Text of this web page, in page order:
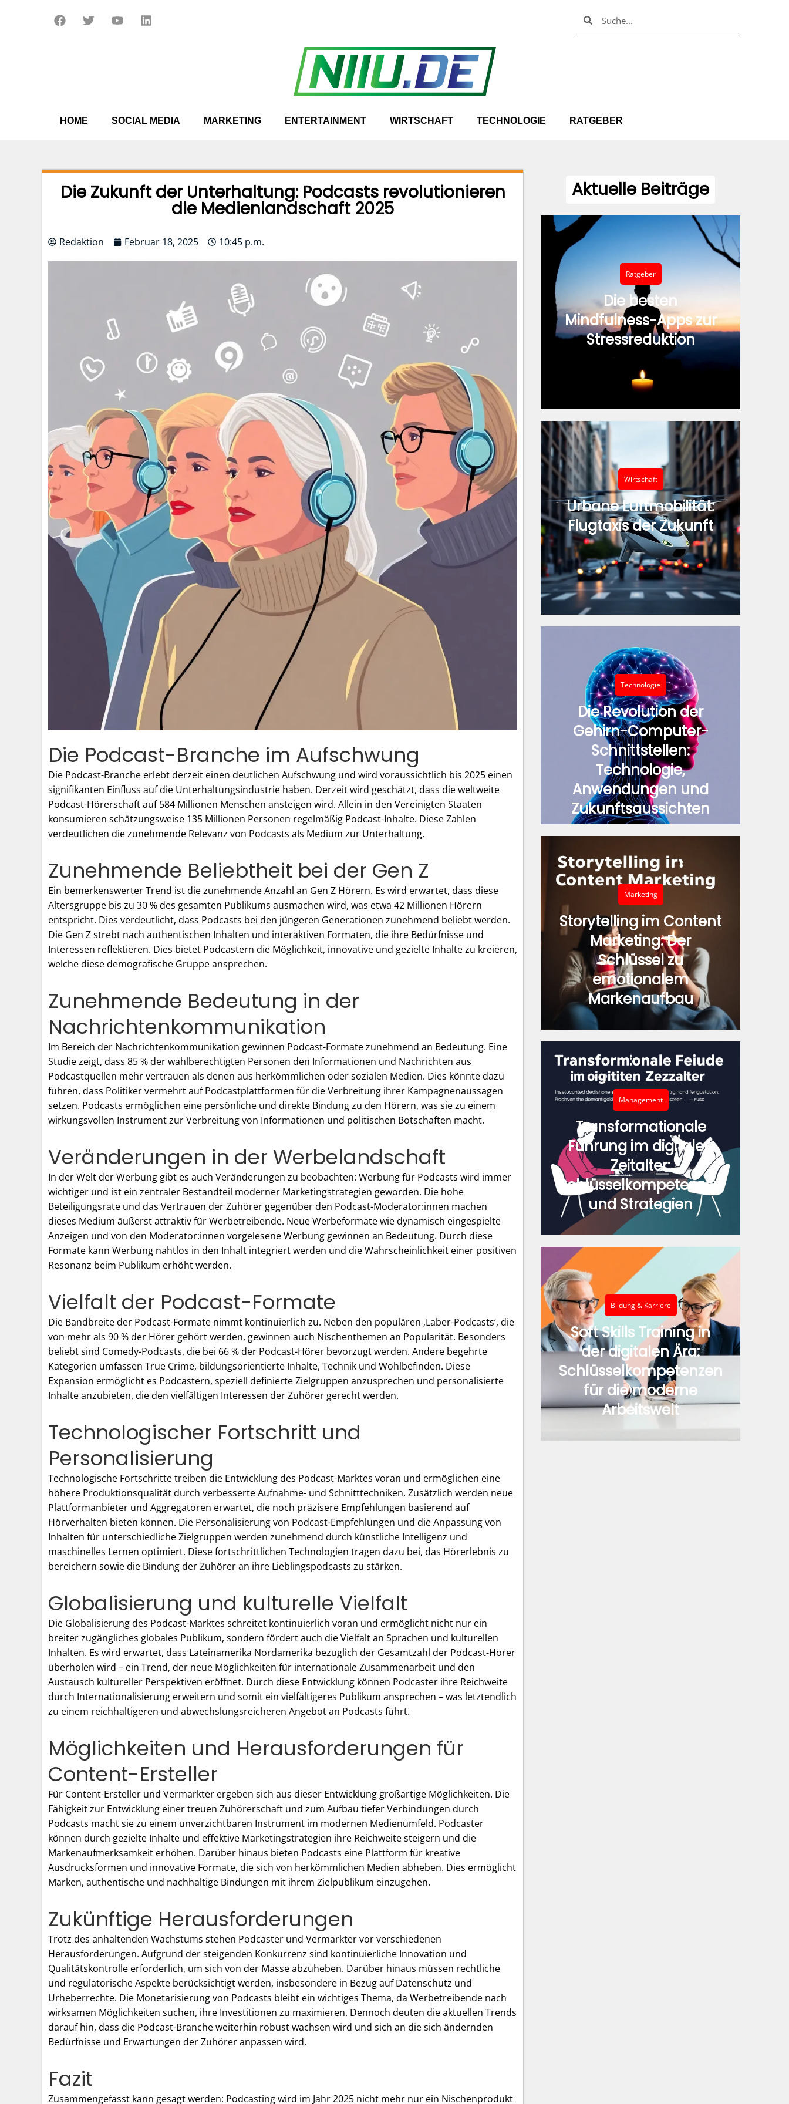
F
a
T
w
Y
o
L
i
HOME SOCIAL MEDIA MARKETING ENTERTAINMENT WIRTSCHAFT TECHNOLOGIE RATGEBER
Die Zukunft der Unterhaltung: Podcasts revolutionieren
die Medienlandschaft 2025
Redaktion Februar 18, 2025 10:45 p.m.
Die Podcast-Branche im Aufschwung
Die Podcast-Branche erlebt derzeit einen deutlichen Aufschwung und wird voraussichtlich bis 2025 einen
signifikanten Einfluss auf die Unterhaltungsindustrie haben. Derzeit wird geschätzt, dass die weltweite
Podcast-Hörerschaft auf 584 Millionen Menschen ansteigen wird. Allein in den Vereinigten Staaten
konsumieren schätzungsweise 135 Millionen Personen regelmäßig Podcast-Inhalte. Diese Zahlen
verdeutlichen die zunehmende Relevanz von Podcasts als Medium zur Unterhaltung.
Zunehmende Beliebtheit bei der Gen Z
Ein bemerkenswerter Trend ist die zunehmende Anzahl an Gen Z Hörern. Es wird erwartet, dass diese
Altersgruppe bis zu 30 % des gesamten Publikums ausmachen wird, was etwa 42 Millionen Hörern
entspricht. Dies verdeutlicht, dass Podcasts bei den jüngeren Generationen zunehmend beliebt werden.
Die Gen Z strebt nach authentischen Inhalten und interaktiven Formaten, die ihre Bedürfnisse und
Interessen reflektieren. Dies bietet Podcastern die Möglichkeit, innovative und gezielte Inhalte zu kreieren,
welche diese demografische Gruppe ansprechen.
Zunehmende Bedeutung in der
Nachrichtenkommunikation
Im Bereich der Nachrichtenkommunikation gewinnen Podcast-Formate zunehmend an Bedeutung. Eine
Studie zeigt, dass 85 % der wahlberechtigten Personen den Informationen und Nachrichten aus
Podcastquellen mehr vertrauen als denen aus herkömmlichen oder sozialen Medien. Dies könnte dazu
führen, dass Politiker vermehrt auf Podcastplattformen für die Verbreitung ihrer Kampagnenaussagen
setzen. Podcasts ermöglichen eine persönliche und direkte Bindung zu den Hörern, was sie zu einem
wirkungsvollen Instrument zur Verbreitung von Informationen und politischen Botschaften macht.
Veränderungen in der Werbelandschaft
In der Welt der Werbung gibt es auch Veränderungen zu beobachten: Werbung für Podcasts wird immer
wichtiger und ist ein zentraler Bestandteil moderner Marketingstrategien geworden. Die hohe
Beteiligungsrate und das Vertrauen der Zuhörer gegenüber den Podcast-Moderator:innen machen
dieses Medium äußerst attraktiv für Werbetreibende. Neue Werbeformate wie dynamisch eingespielte
Anzeigen und von den Moderator:innen vorgelesene Werbung gewinnen an Bedeutung. Durch diese
Formate kann Werbung nahtlos in den Inhalt integriert werden und die Wahrscheinlichkeit einer positiven
Resonanz beim Publikum erhöht werden.
Vielfalt der Podcast-Formate
Die Bandbreite der Podcast-Formate nimmt kontinuierlich zu. Neben den populären ‚Laber-Podcasts‘, die
von mehr als 90 % der Hörer gehört werden, gewinnen auch Nischenthemen an Popularität. Besonders
beliebt sind Comedy-Podcasts, die bei 66 % der Podcast-Hörer bevorzugt werden. Andere begehrte
Kategorien umfassen True Crime, bildungsorientierte Inhalte, Technik und Wohlbefinden. Diese
Expansion ermöglicht es Podcastern, speziell definierte Zielgruppen anzusprechen und personalisierte
Inhalte anzubieten, die den vielfältigen Interessen der Zuhörer gerecht werden.
Technologischer Fortschritt und
Personalisierung
Technologische Fortschritte treiben die Entwicklung des Podcast-Marktes voran und ermöglichen eine
höhere Produktionsqualität durch verbesserte Aufnahme- und Schnitttechniken. Zusätzlich werden neue
Plattformanbieter und Aggregatoren erwartet, die noch präzisere Empfehlungen basierend auf
Hörverhalten bieten können. Die Personalisierung von Podcast-Empfehlungen und die Anpassung von
Inhalten für unterschiedliche Zielgruppen werden zunehmend durch künstliche Intelligenz und
maschinelles Lernen optimiert. Diese fortschrittlichen Technologien tragen dazu bei, das Hörerlebnis zu
bereichern sowie die Bindung der Zuhörer an ihre Lieblingspodcasts zu stärken.
Globalisierung und kulturelle Vielfalt
Die Globalisierung des Podcast-Marktes schreitet kontinuierlich voran und ermöglicht nicht nur ein
breiter zugängliches globales Publikum, sondern fördert auch die Vielfalt an Sprachen und kulturellen
Inhalten. Es wird erwartet, dass Lateinamerika Nordamerika bezüglich der Gesamtzahl der Podcast-Hörer
überholen wird – ein Trend, der neue Möglichkeiten für internationale Zusammenarbeit und den
Austausch kultureller Perspektiven eröffnet. Durch diese Entwicklung können Podcaster ihre Reichweite
durch Internationalisierung erweitern und somit ein vielfältigeres Publikum ansprechen – was letztendlich
zu einem reichhaltigeren und abwechslungsreicheren Angebot an Podcasts führt.
Möglichkeiten und Herausforderungen für
Content-Ersteller
Für Content-Ersteller und Vermarkter ergeben sich aus dieser Entwicklung großartige Möglichkeiten. Die
Fähigkeit zur Entwicklung einer treuen Zuhörerschaft und zum Aufbau tiefer Verbindungen durch
Podcasts macht sie zu einem unverzichtbaren Instrument im modernen Medienumfeld. Podcaster
können durch gezielte Inhalte und effektive Marketingstrategien ihre Reichweite steigern und die
Markenaufmerksamkeit erhöhen. Darüber hinaus bieten Podcasts eine Plattform für kreative
Ausdrucksformen und innovative Formate, die sich von herkömmlichen Medien abheben. Dies ermöglicht
Marken, authentische und nachhaltige Bindungen mit ihrem Zielpublikum einzugehen.
Zukünftige Herausforderungen
Trotz des anhaltenden Wachstums stehen Podcaster und Vermarkter vor verschiedenen
Herausforderungen. Aufgrund der steigenden Konkurrenz sind kontinuierliche Innovation und
Qualitätskontrolle erforderlich, um sich von der Masse abzuheben. Darüber hinaus müssen rechtliche
und regulatorische Aspekte berücksichtigt werden, insbesondere in Bezug auf Datenschutz und
Urheberrechte. Die Monetarisierung von Podcasts bleibt ein wichtiges Thema, da Werbetreibende nach
wirksamen Möglichkeiten suchen, ihre Investitionen zu maximieren. Dennoch deuten die aktuellen Trends
darauf hin, dass die Podcast-Branche weiterhin robust wachsen wird und sich an die sich ändernden
Bedürfnisse und Erwartungen der Zuhörer anpassen wird.
Fazit
Zusammengefasst kann gesagt werden: Podcasting wird im Jahr 2025 nicht mehr nur ein Nischenprodukt
Aktuelle Beiträge
Ratgeber
Die besten
Mindfulness-Apps zur
Stressreduktion
Wirtschaft
Urbane Luftmobilität:
Flugtaxis der Zukunft
Technologie
Die Revolution der
Gehirn-Computer-
Schnittstellen:
Technologie,
Anwendungen und
Zukunftsaussichten
Marketing
Storytelling im Content
Marketing: Der
Schlüssel zu
emotionalem
Markenaufbau
Management
Transformationale
Führung im digitalen
Zeitalter:
Schlüsselkompetenzen
und Strategien
Bildung & Karriere
Soft Skills Training in
der digitalen Ära:
Schlüsselkompetenzen
für die moderne
Arbeitswelt